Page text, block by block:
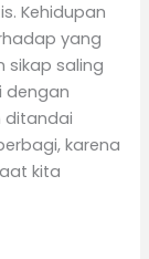
Kehidupan
yang
sikap saling
dengan
ditandai
karena
kita